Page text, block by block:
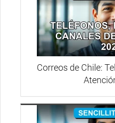
Correos de Chile: